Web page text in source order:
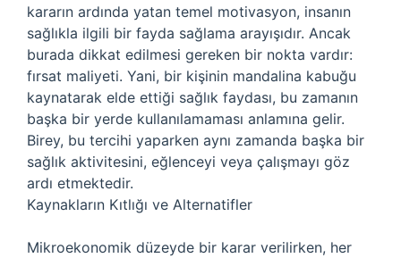
kararın ardında yatan temel motivasyon, insanın
sağlıkla ilgili bir fayda sağlama arayışıdır. Ancak
burada dikkat edilmesi gereken bir nokta vardır:
fırsat maliyeti. Yani, bir kişinin mandalina kabuğu
kaynatarak elde ettiği sağlık faydası, bu zamanın
başka bir yerde kullanılamaması anlamına gelir.
Birey, bu tercihi yaparken aynı zamanda başka bir
sağlık aktivitesini, eğlenceyi veya çalışmayı göz
ardı etmektedir.
Kaynakların Kıtlığı ve Alternatifler
Mikroekonomik düzeyde bir karar verilirken, her